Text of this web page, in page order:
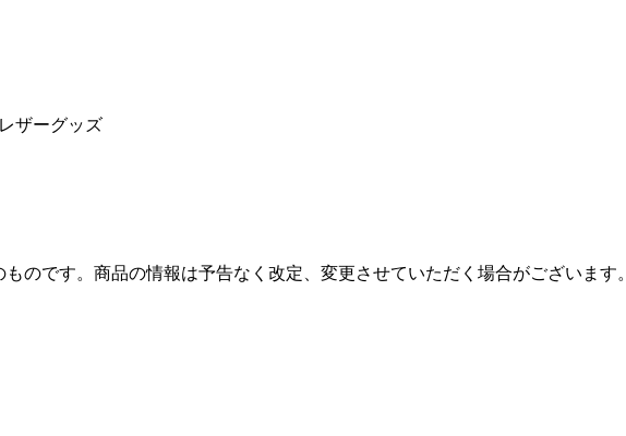
ザーグッズ
のです。商品の情報は予告なく改定、変更させていただく場合がございます